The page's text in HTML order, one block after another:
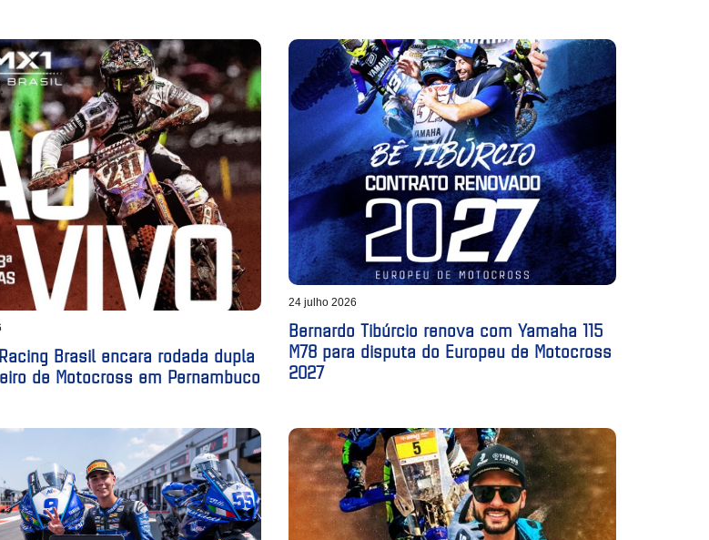
Brasil encara rodada dupla
de Motocross em Pernambuco
24 julho 2026
Bernardo Tibúrcio renova com Yamaha 115
M78 para disputa do Europeu de Motocross
2027